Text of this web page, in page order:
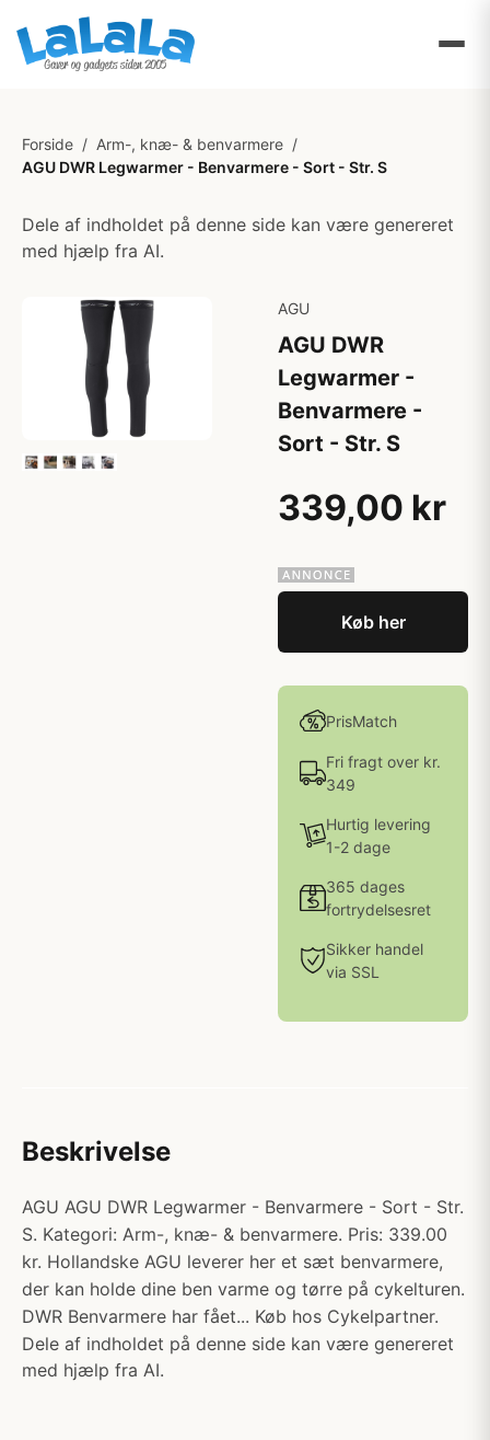
Forside / Arm-, knæ- & benvarmere /
AGU DWR Legwarmer - Benvarmere - Sort - Str. S
Dele af indholdet på denne side kan være genereret
med hjælp fra AI.
AGU
AGU DWR
Legwarmer -
Benvarmere -
Sort - Str. S
339,00 kr
Køb her
PrisMatch
Fri fragt over kr.
349
Hurtig levering
1-2 dage
365 dages
fortrydelsesret
Sikker handel
via SSL
Beskrivelse
AGU AGU DWR Legwarmer - Benvarmere - Sort - Str.
S. Kategori: Arm-, knæ- & benvarmere. Pris: 339.00
kr. Hollandske AGU leverer her et sæt benvarmere,
der kan holde dine ben varme og tørre på cykelturen.
DWR Benvarmere har fået... Køb hos Cykelpartner.
Dele af indholdet på denne side kan være genereret
med hjælp fra AI.